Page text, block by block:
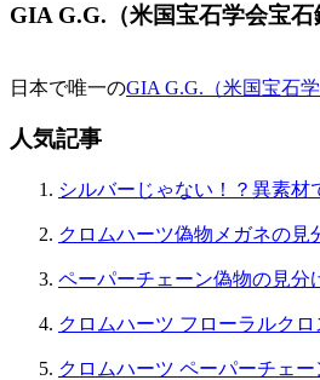
ー
シ
ン
GIA G.G.（米国宝石学会宝石
日本で唯一のGIA G.G.（米国宝石
人気記事
シルバーじゃない！？異素材
クロムハーツ偽物メガネの見
ペーパーチェーン偽物の見分
クロムハーツ フローラルク
クロムハーツ ペーパーチェ